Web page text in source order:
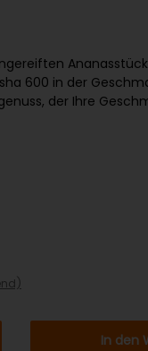
600 in der
der Ihre
In den